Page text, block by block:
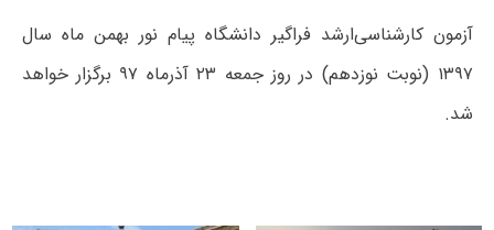
آزمون کارشناسی‌ارشد فراگیر دانشگاه پیام نور بهمن ماه سال
۱۳۹۷ (نوبت نوزدهم) در روز جمعه ۲۳ آذرماه ۹۷ برگزار خواهد
شد.